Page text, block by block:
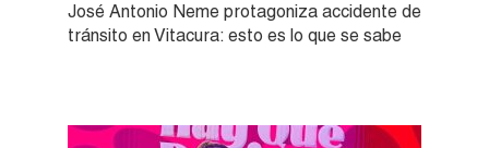
José Antonio Neme protagoniza accidente de
tránsito en Vitacura: esto es lo que se sabe